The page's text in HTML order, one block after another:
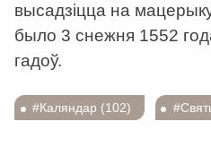
высадзіцца на
было 3 снежня 1552
гадоў.
#Каляндар (102)